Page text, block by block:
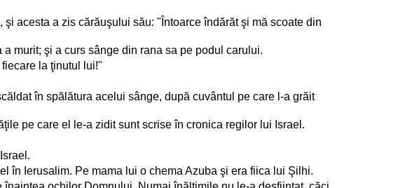
acesta a zis cărăuşului său: "Întoarce îndărăt şi mă scoate din
murit; şi a curs sânge din rana sa pe podul carului.
la ţinutul lui!"
în spălătura acelui sânge, după cuvântul pe care l-a grăit
pe care el le-a zidit sunt scrise în cronica regilor lui Israel.
în Ierusalim. Pe mama lui o chema Azuba şi era fiica lui Şilhi.